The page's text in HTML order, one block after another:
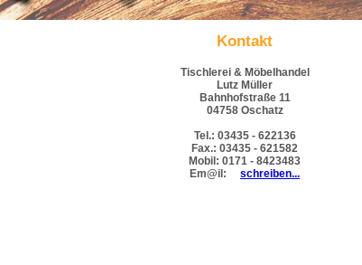
Kontakt
Tischlerei & Möbelhandel
Lutz Müller
Bahnhofstraße 11
04758 Oschatz
Tel.: 03435 - 622136
Fax.: 03435 - 621582
Mobil: 0171 - 8423483
Em@il: schreiben...